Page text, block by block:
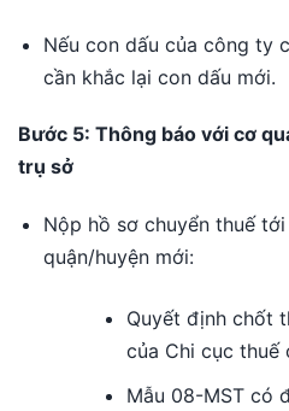
Nếu con dấu của công ty
cần khắc lại con dấu mới.
Bước 5: Thông báo với cơ
trụ sở
Nộp hồ sơ chuyển thuế
quận/huyện mới:
Quyết định chốt
của Chi cục thuế
Mẫu 08-MST có